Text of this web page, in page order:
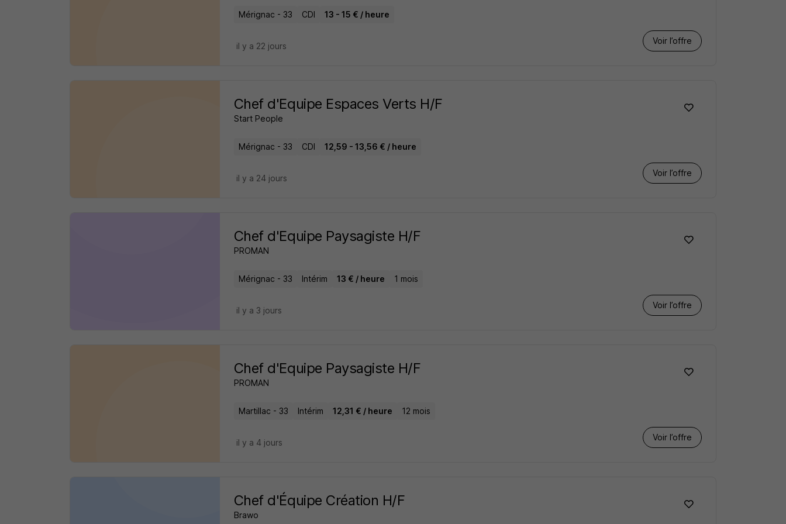
Mérignac - 33 CDI 13 - 15 € / heure
Voir l’offre
il y a 22 jours
Chef d'Equipe Espaces Verts H/F
Start People
Mérignac - 33 CDI 12,59 - 13,56 € / heure
Voir l’offre
il y a 24 jours
Chef d'Equipe Paysagiste H/F
PROMAN
Mérignac - 33 Intérim 13 € / heure 1 mois
Voir l’offre
il y a 3 jours
Chef d'Equipe Paysagiste H/F
PROMAN
Martillac - 33 Intérim 12,31 € / heure 12 mois
Voir l’offre
il y a 4 jours
Chef d'Équipe Création H/F
Brawo